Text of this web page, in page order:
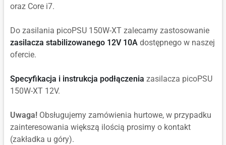
oraz Core i7.
Do zasilania picoPSU 150W-XT zalecamy zastosowanie
zasilacza stabilizowanego 12V 10A dostępnego w naszej
ofercie.
Specyfikacja i instrukcja podłączenia zasilacza picoPSU
150W-XT 12V.
Uwaga! Obsługujemy zamówienia hurtowe, w przypadku
zainteresowania większą ilością prosimy o kontakt
(zakładka u góry).